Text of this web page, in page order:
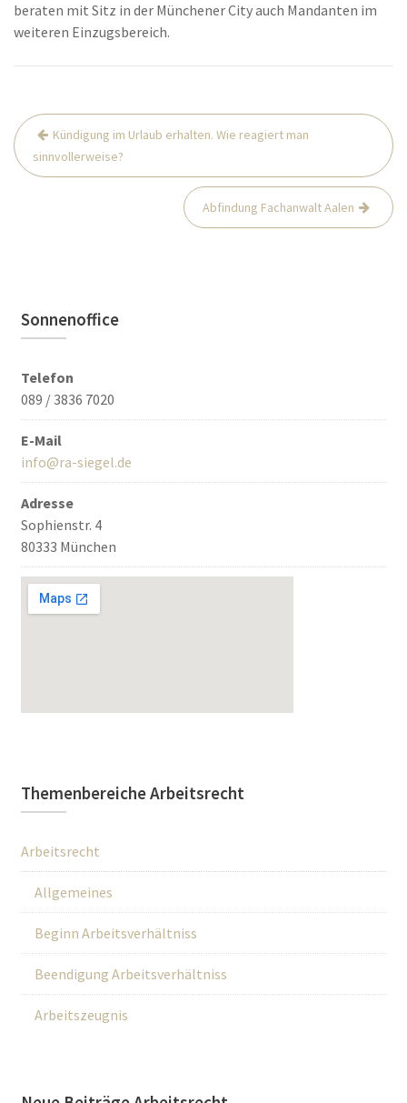
beraten mit Sitz in der Münchener City auch Mandanten im
weiteren Einzugsbereich.
Beitrags-
Navigation
Kündigung im Urlaub erhalten. Wie reagiert man
sinnvollerweise?
Abfindung Fachanwalt Aalen
Sonnenoffice
Telefon
089 / 3836 7020
E-Mail
info@ra-siegel.de
Adresse
Sophienstr. 4
80333 München
Themenbereiche Arbeitsrecht
Arbeitsrecht
Allgemeines
Beginn Arbeitsverhältniss
Beendigung Arbeitsverhältniss
Arbeitszeugnis